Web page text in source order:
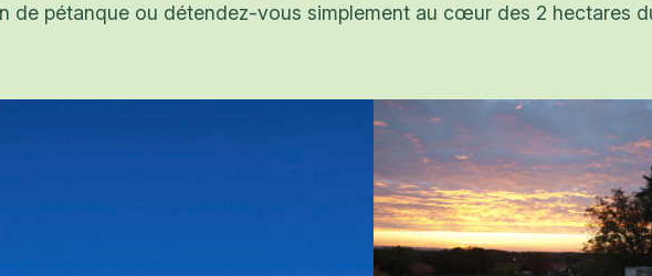
de pétanque ou détendez-vous simplement au cœur des 2 hectares